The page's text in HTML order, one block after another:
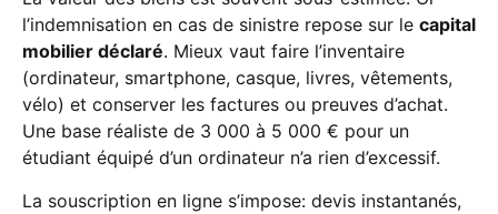
l’indemnisation en cas de sinistre repose sur le capital
mobilier déclaré. Mieux vaut faire l’inventaire
(ordinateur, smartphone, casque, livres, vêtements,
vélo) et conserver les factures ou preuves d’achat.
Une base réaliste de 3 000 à 5 000 € pour un
étudiant équipé d’un ordinateur n’a rien d’excessif.
La souscription en ligne s’impose: devis instantanés,